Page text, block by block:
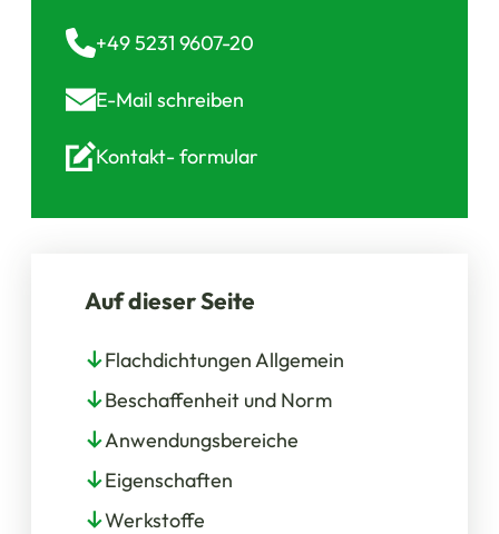
+49 5231 9607-20
E-Mail schreiben
Kontakt-formular
Auf dieser Seite
Flachdichtungen Allgemein
Beschaffenheit und Norm
Anwendungsbereiche
Eigenschaften
Werkstoffe